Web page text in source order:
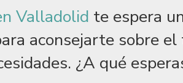
Valladolid te espera
aconsejarte sobre
¿A qué